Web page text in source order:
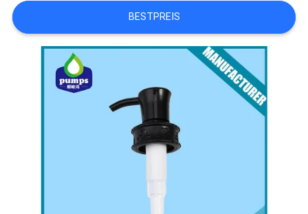
NEUIGKEITEN
BITTE UM
EIN
BESTPREIS